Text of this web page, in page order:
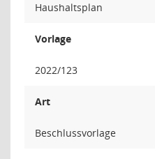
Haushaltsplan
Vorlage
2022/123
Art
Beschlussvorlage